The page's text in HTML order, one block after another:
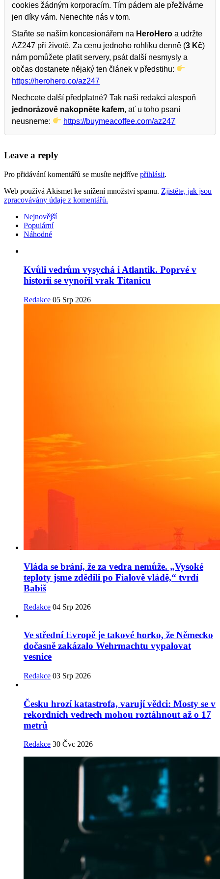
cookies žádným korporacím. Tím pádem ale přežíváme
jen díky vám. Nenechte nás v tom.
Staňte se naším koncesionářem na HeroHero a udržte
AZ247 při životě. Za cenu jednoho rohlíku denně (3 Kč)
nám pomůžete platit servery, psát další nesmysly a
občas dostanete nějaký ten článek v předstihu:
https://herohero.co/az247
Nechcete další předplatné? Tak naši redakci alespoň
jednorázově nakopněte kafem, ať u toho psaní
neusneme:
https://buymeacoffee.com/az247
Leave a reply
Pro přidávání komentářů se musíte nejdříve přihlásit.
Web používá Akismet ke snížení množství spamu. Zjistěte, jak jsou
zpracovávány údaje z komentářů.
Nejnovější
Populární
Náhodné
Kvůli vedrům vysychá i Atlantik. Poprvé v
historii se vynořil vrak Titanicu
Redakce 05 Srp 2026
Vláda se brání, že za vedra nemůže. „Vysoké
teploty jsme zdědili po Fialově vládě,“ tvrdí
Babiš
Redakce 04 Srp 2026
Ve střední Evropě je takové horko, že Německo
dočasně zakázalo Wehrmachtu vypalovat
vesnice
Redakce 03 Srp 2026
Česku hrozí katastrofa, varují vědci: Mosty se v
rekordních vedrech mohou roztáhnout až o 17
metrů
Redakce 30 Čvc 2026